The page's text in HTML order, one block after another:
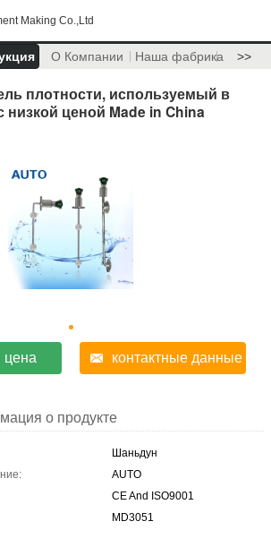
Making Co.,Ltd
О Компании Наша фабрика >>
плотности, используемый в
низкой ценой Made in China
контактные данные
о продукте
Шаньдун
AUTO
CE And ISO9001
MD3051